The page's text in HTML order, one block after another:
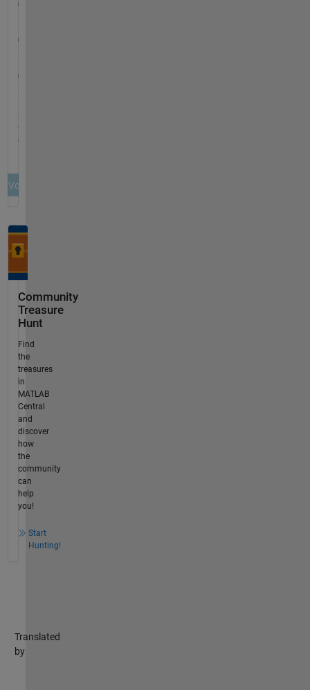
Community
Treasure
Hunt
Find
the
treasures
in
MATLAB
Central
and
discover
how
the
community
can
help
you!
Start
Hunting!
Translated
by